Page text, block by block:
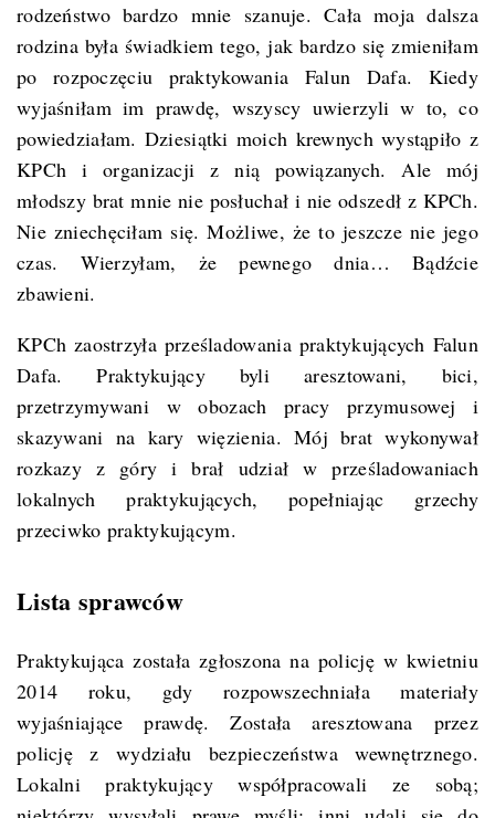
rodzeństwo bardzo mnie szanuje. Cała moja dalsza
rodzina była świadkiem tego, jak bardzo się zmieniłam
po rozpoczęciu praktykowania Falun Dafa. Kiedy
wyjaśniłam im prawdę, wszyscy uwierzyli w to, co
powiedziałam. Dziesiątki moich krewnych wystąpiło z
KPCh i organizacji z nią powiązanych. Ale mój
młodszy brat mnie nie posłuchał i nie odszedł z KPCh.
Nie zniechęciłam się. Możliwe, że to jeszcze nie jego
czas. Wierzyłam, że pewnego dnia… Bądźcie
zbawieni.
KPCh zaostrzyła prześladowania praktykujących Falun
Dafa. Praktykujący byli aresztowani, bici,
przetrzymywani w obozach pracy przymusowej i
skazywani na kary więzienia. Mój brat wykonywał
rozkazy z góry i brał udział w prześladowaniach
lokalnych praktykujących, popełniając grzechy
przeciwko praktykującym.
Lista sprawców
Praktykująca została zgłoszona na policję w kwietniu
2014 roku, gdy rozpowszechniała materiały
wyjaśniające prawdę. Została aresztowana przez
policję z wydziału bezpieczeństwa wewnętrznego.
Lokalni praktykujący współpracowali ze sobą;